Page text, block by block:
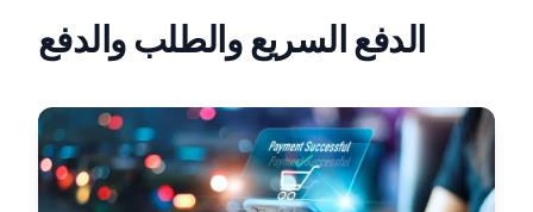
الدفع السريع والطلب والدفع